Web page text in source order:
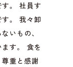
す。 社員す
。 我々卸
いもの、
す。 食を
重と感謝